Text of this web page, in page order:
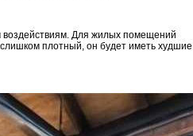
воздействиям. Для жилых помещений
плотный, он будет иметь худшие